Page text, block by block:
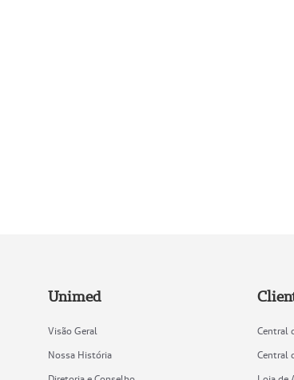
Unimed
Visão Geral
Nossa História
Central
Central